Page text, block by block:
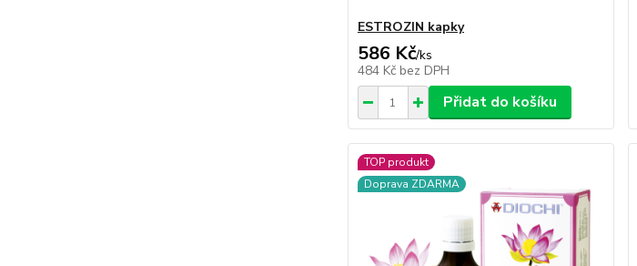
ESTROZIN kapky
586 Kč/ks
484 Kč bez DPH
Přidat do košíku
TOP produkt
Doprava ZDARMA